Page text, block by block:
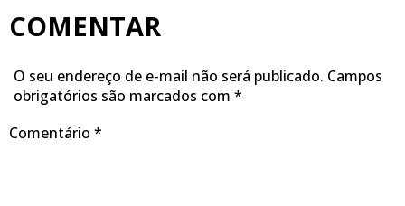
COMENTAR
O seu endereço de e-mail não será publicado. Campos
obrigatórios são marcados com *
Comentário *